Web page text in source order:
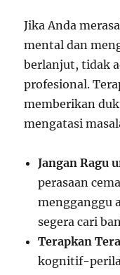
Jika Anda
mental dan
berlanjut, tidak
profesional.
memberikan
mengatasi
Jangan Ragu
perasaan
mengganggu
segera cari
Terapkan
kognitif-